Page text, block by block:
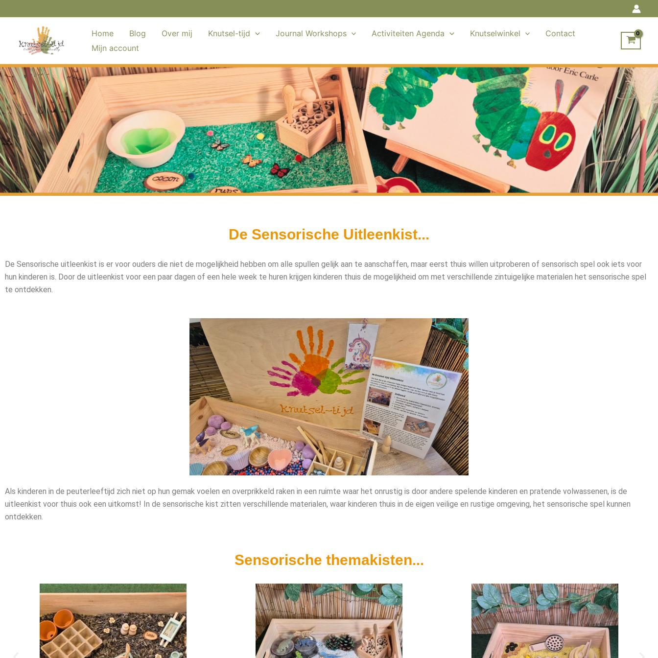
naar
inhoud
Home Blog Over mij Knutsel-tijd Journal Workshops Activiteiten Agenda Knutselwinkel
Contact
Mijn account
De Sensorische Uitleenkist...
De Sensorische uitleenkist is er voor ouders die niet de mogelijkheid hebben om alle spullen gelijk aan te aanschaffen, maar eerst thuis willen uitproberen of sensorisch spel ook iets voor
hun kinderen is. Door de uitleenkist voor een paar dagen of een hele week te huren krijgen kinderen thuis de mogelijkheid om met verschillende zintuigelijke materialen het sensorische spel
te ontdekken.
Als kinderen in de peuterleeftijd zich niet op hun gemak voelen en overprikkeld raken in een ruimte waar het onrustig is door andere spelende kinderen en pratende volwassenen, is de
uitleenkist voor thuis ook een uitkomst! In de sensorische kist zitten verschillende materialen, waar kinderen thuis in de eigen veilige en rustige omgeving, het sensorische spel kunnen
ontdekken.
Sensorische themakisten...